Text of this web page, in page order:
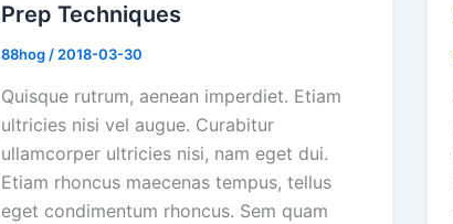
Prep Techniques
88hog/2018-03-30
Quisque rutrum, aenean imperdiet. Etiam
ultricies nisi vel augue. Curabitur
ullamcorper ultricies nisi, nam eget dui.
Etiam rhoncus maecenas tempus, tellus
eget condimentum rhoncus. Sem quam